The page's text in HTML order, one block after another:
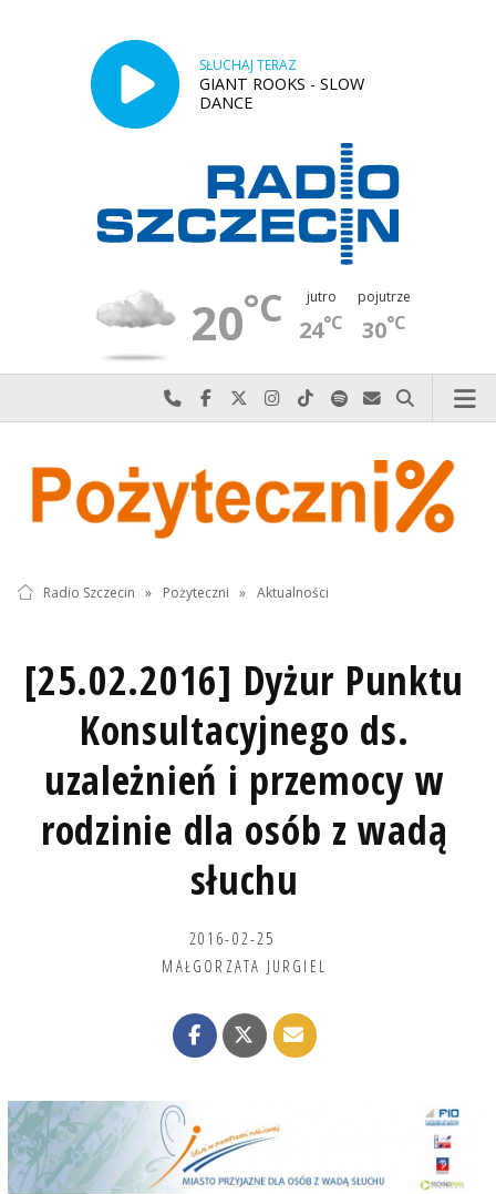
SŁUCHAJ TERAZ
GIANT ROOKS - SLOW
DANCE
20°C jutro
24°C
pojutrze
30°C
Najlepiej po prostu do nas zadzwoń
Odwiedź nas na Facebook-u
Odwiedź nas na X
Odwiedź nas na Instagram-ie
Odwiedź nas na TikTok-u
Szukaj nas na Spotify
Wyślij do nas
Szukaj
Radio Szczecin » Pożyteczni » Aktualności
[25.02.2016] Dyżur Punktu
Konsultacyjnego ds.
uzależnień i przemocy w
rodzinie dla osób z wadą
słuchu
2016-02-25
MAŁGORZATA JURGIEL